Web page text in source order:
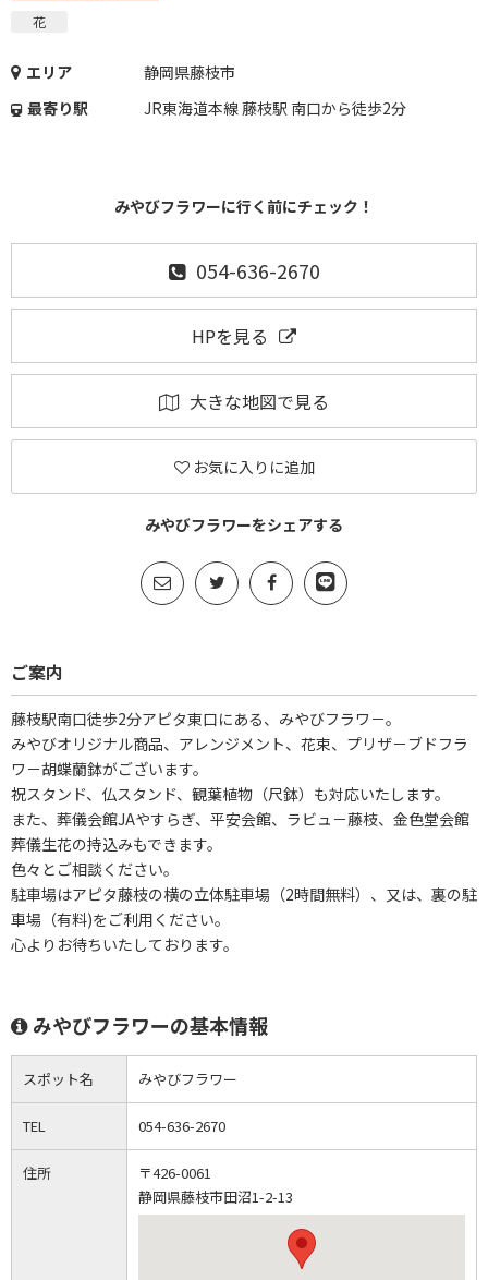
花
エリア
静岡県藤枝市
最寄り駅
JR東海道本線 藤枝駅 南口から徒歩2分
みやびフラワーに行く前にチェック！
054-636-2670
HPを見る
大きな地図で見る
お気に入りに追加
みやびフラワーをシェアする
ご案内
藤枝駅南口徒歩2分アピタ東口にある、みやびフラワ－。
みやびオリジナル商品、アレンジメント、花束、プリザ－ブドフラ
ワ－胡蝶蘭鉢がございます。
祝スタンド、仏スタンド、観葉植物（尺鉢）も対応いたします。
また、葬儀会館JAやすらぎ、平安会館、ラビュ－藤枝、金色堂会館
葬儀生花の持込みもできます。
色々とご相談ください。
駐車場はアピタ藤枝の横の立体駐車場（2時間無料）、又は、裏の駐
車場（有料)をご利用ください。
心よりお待ちいたしております。
みやびフラワーの基本情報
スポット名 みやびフラワー
TEL 054-636-2670
住所
〒426-0061
静岡県藤枝市田沼1-2-13